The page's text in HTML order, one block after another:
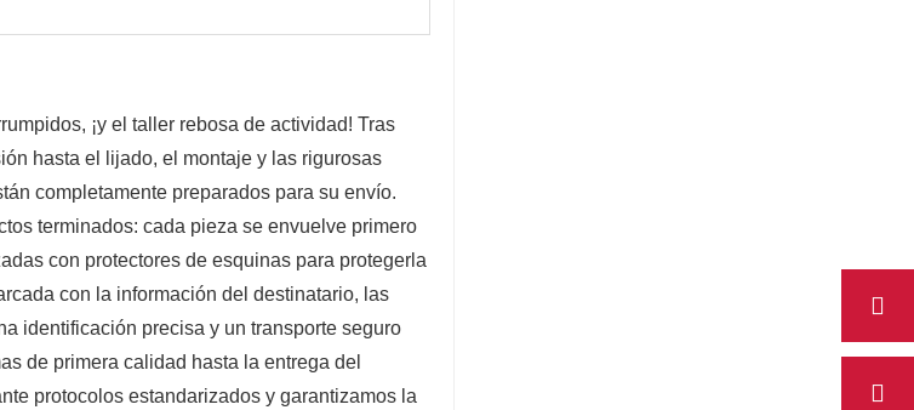
¡y el taller rebosa de actividad! Tras
hasta el lijado, el montaje y las rigurosas
completamente preparados para su envío.
terminados: cada pieza se envuelve primero
con protectores de esquinas para protegerla
con la información del destinatario, las
identificación precisa y un transporte seguro
de primera calidad hasta la entrega del
protocolos estandarizados y garantizamos la